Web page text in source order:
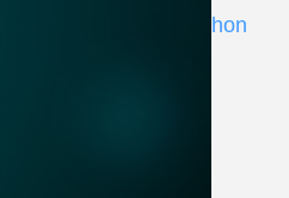
Deutsche Grammophon